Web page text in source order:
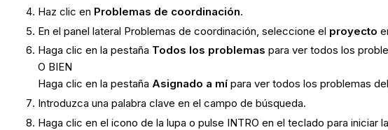
Haz clic en Problemas de coordinación.
En el panel lateral Problemas de coordinación, seleccione el proyecto
Haga clic en la pestaña Todos los problemas para ver todos los
O BIEN
Haga clic en la pestaña Asignado a mí para ver todos los problemas
Introduzca una palabra clave en el campo de búsqueda.
Haga clic en el icono de la lupa o pulse INTRO en el teclado para iniciar